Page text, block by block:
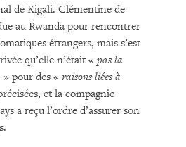
de Kigali. Clémentine de
au Rwanda pour rencontrer
étrangers, mais s’est
qu’elle n’était « pas la
» pour des « raisons liées à
et la compagnie
a reçu l’ordre d’assurer son